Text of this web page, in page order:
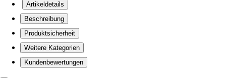
Artikeldetails
Beschreibung
Produktsicherheit
Weitere Kategorien
Kundenbewertungen